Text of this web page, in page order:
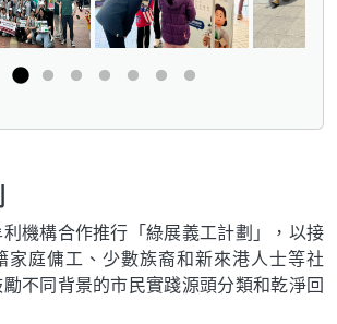
利機構合作推行「綠展義工計劃」，以接
家庭傭工、少數族裔和新來港人士等社
不同背景的市民實踐源頭分類和乾淨回